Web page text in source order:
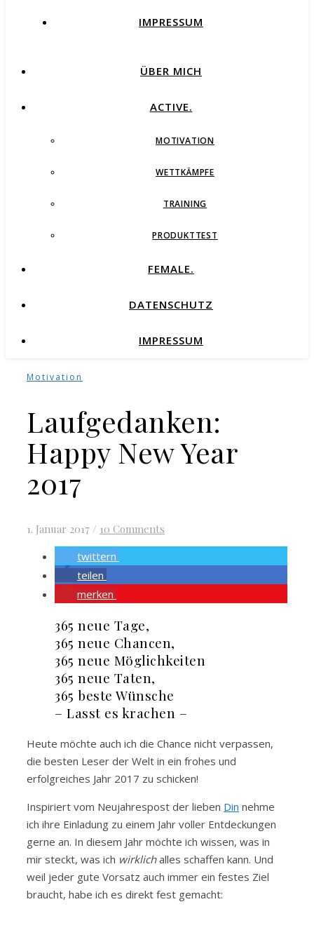
IMPRESSUM
ÜBER MICH
ACTIVE.
MOTIVATION
WETTKÄMPFE
TRAINING
PRODUKTTEST
FEMALE.
DATENSCHUTZ
IMPRESSUM
Motivation
Laufgedanken:
Happy New Year
2017
1. Januar 2017 / 10 Comments
twittern
teilen
merken
365 neue Tage,
365 neue Chancen,
365 neue Möglichkeiten
365 neue Taten,
365 beste Wünsche
– Lasst es krachen –
Heute möchte auch ich die Chance nicht verpassen,
die besten Leser der Welt in ein frohes und
erfolgreiches Jahr 2017 zu schicken!
Inspiriert vom Neujahrespost der lieben Din nehme
ich ihre Einladung zu einem Jahr voller Entdeckungen
gerne an. In diesem Jahr möchte ich wissen, was in
mir steckt, was ich wirklichalles schaffen kann. Und
weil jeder gute Vorsatz auch immer ein festes Ziel
braucht, habe ich es direkt fest gemacht: